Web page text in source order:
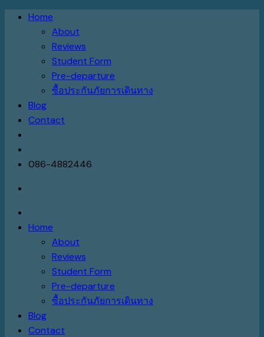
Skip Home
About
Reviews
Student Form
Pre-departure
ซื้อประกันภัยการเดินทาง
Blog
Contact
086-4882446
Home
About
Reviews
Student Form
Pre-departure
ซื้อประกันภัยการเดินทาง
Blog
Contact